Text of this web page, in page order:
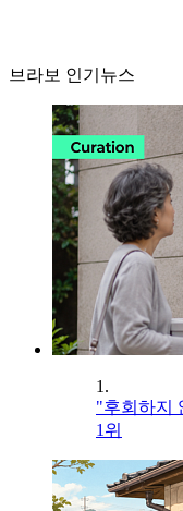
브라보 인기뉴스
1.
"후회하지
1위